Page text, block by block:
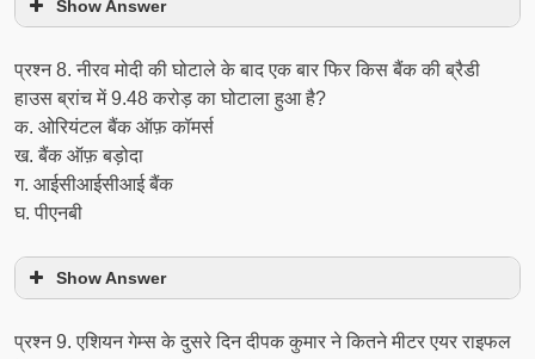
Show Answer
प्रश्‍न 8. नीरव मोदी की घोटाले के बाद एक बार फिर किस बैंक की ब्रैडी
हाउस ब्रांच में 9.48 करोड़ का घोटाला हुआ है?
क. ओरियंटल बैंक ऑफ़ कॉमर्स
ख. बैंक ऑफ़ बड़ोदा
ग. आईसीआईसीआई बैंक
घ. पीएनबी
Show Answer
प्रश्‍न 9. एशियन गेम्स के दुसरे दिन दीपक कुमार ने कितने मीटर एयर राइफल